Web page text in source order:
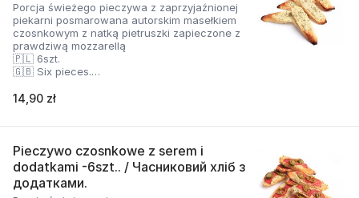
Porcja świeżego pieczywa z zaprzyjaźnionej
piekarni posmarowana autorskim masełkiem
czosnkowym z natką pietruszki zapieczone z
prawdziwą mozzarellą
🇵🇱 6szt.
🇬🇧 Six pieces.
14,90 zł
Pieczywo czosnkowe z serem i
dodatkami -6szt.. / Часниковий хліб з
додатками.